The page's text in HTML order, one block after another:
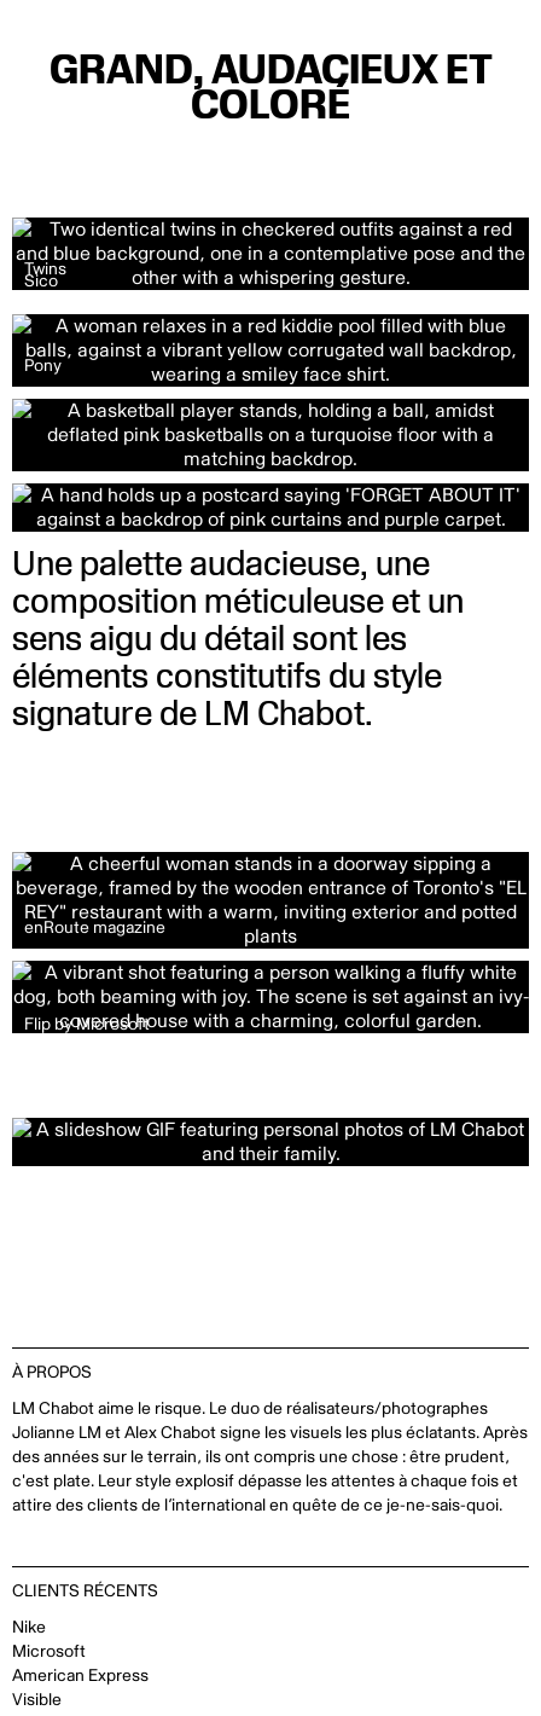
GRAND, AUDACIEUX ET
COLORÉ
Twins
Sico
Pony
Une palette audacieuse, une
composition méticuleuse et un
sens aigu du détail sont les
éléments constitutifs du style
signature de LM Chabot.
enRoute magazine
Flip by Microsoft
À PROPOS
LM Chabot aime le risque. Le duo de réalisateurs/photographes
Jolianne LM et Alex Chabot signe les visuels les plus éclatants. Après
des années sur le terrain, ils ont compris une chose : être prudent,
c'est plate. Leur style explosif dépasse les attentes à chaque fois et
attire des clients de l’international en quête de ce je-ne-sais-quoi.
CLIENTS RÉCENTS
Nike
Microsoft
American Express
Visible